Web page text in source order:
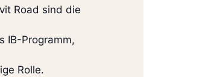
Road sind die
IB-Programm,
Rolle.